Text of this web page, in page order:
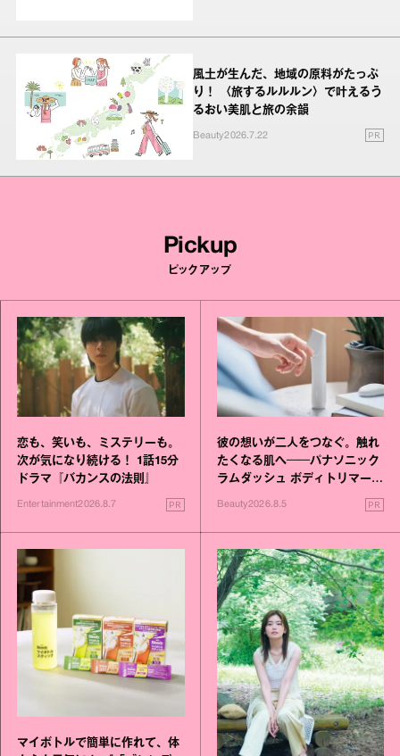
風土が生んだ、地域の原料がたっぷ
り！ 〈旅するルルルン〉で叶えるう
るおい美肌と旅の余韻
Beauty2026.7.22 PR
Pickup
ピックアップ
恋も、笑いも、ミステリーも。
次が気になり続ける！ 1話15分
ドラマ『バカンスの法則』
Entertainment2026.8.7 PR
彼の想いが二人をつなぐ。触れ
たくなる肌へ──パナソニック
ラムダッシュ ボディトリマーが
Beauty2026.8.5 PR
マイボトルで簡単に作れて、体